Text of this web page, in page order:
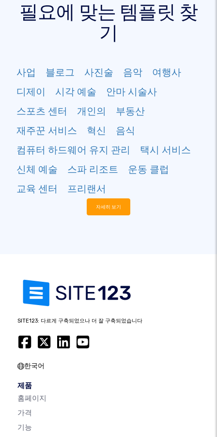
필요에 맞는 템플릿 찾
기
사업 블로그 사진술 음악
여행사
디제이
시각 예술
안마 시술사
스포츠 센터
개인의
부동산
재주꾼 서비스
혁신
음식
컴퓨터 하드웨어 유지 관리
택시 서비스
신체 예술
스파 리조트
운동 클럽
교육 센터
프리랜서
자세히 보기
SITE123: 다르게 구축되었으나 더 잘 구축되었습니다
한국어
제품
홈페이지
가격
기능